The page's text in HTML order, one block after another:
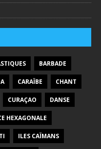
BARBADE
CARAÏBE CHANT
CURAÇAO DANSE
HEXAGONALE
ILES CAÏMANS